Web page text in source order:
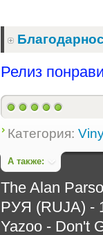
Релиз
Категория:
А также:
The Alan
РУЯ (RUJA) -
Yazoo - Don't